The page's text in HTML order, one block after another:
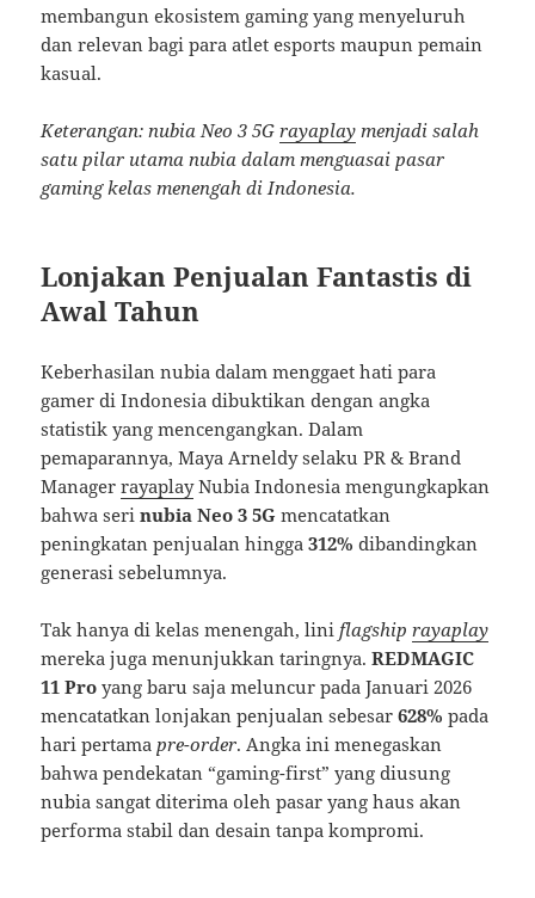
membangun ekosistem gaming yang menyeluruh
dan relevan bagi para atlet esports maupun pemain
kasual.
Keterangan: nubia Neo 3 5Grayaplay menjadi salah
satu pilar utama nubia dalam menguasai pasar
gaming kelas menengah di Indonesia.
Lonjakan Penjualan Fantastis di
Awal Tahun
Keberhasilan nubia dalam menggaet hati para
gamer di Indonesia dibuktikan dengan angka
statistik yang mencengangkan. Dalam
pemaparannya, Maya Arneldy selaku PR & Brand
ManagerrayaplayNubia Indonesia mengungkapkan
bahwa serinubia Neo 3 5G mencatatkan
peningkatan penjualan hingga312% dibandingkan
generasi sebelumnya.
Tak hanya di kelas menengah, lini flagshiprayaplay
mereka juga menunjukkan taringnya.REDMAGIC
11 Pro yang baru saja meluncur pada Januari 2026
mencatatkan lonjakan penjualan sebesar628% pada
hari pertama pre-order. Angka ini menegaskan
bahwa pendekatan “gaming-first” yang diusung
nubia sangat diterima oleh pasar yang haus akan
performa stabil dan desain tanpa kompromi.